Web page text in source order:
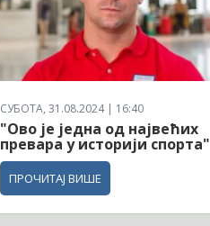
СУБОТА, 31.08.2024 | 16:40
"Ово је једна од највећих
превара у историји спорта"
ПРОЧИТАЈ ВИШЕ